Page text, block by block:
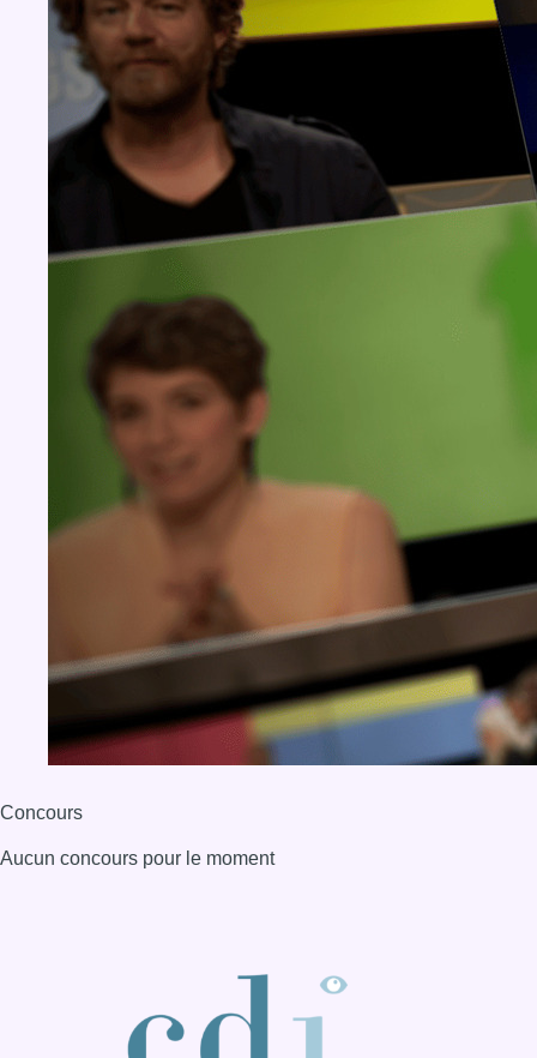
Concours
Aucun concours pour le moment